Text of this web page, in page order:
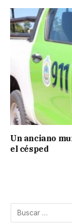
Un anciano
el césped